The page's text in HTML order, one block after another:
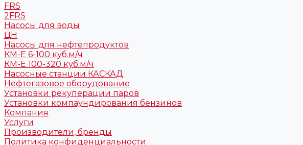
FRS
2FRS
Насосы для воды
ЦН
Насосы для нефтепродуктов
КМ-Е 6-100 куб.м/ч
КМ-Е 100-320 куб.м/ч
Насосные станции КАСКАД
Нефтегазовое оборудование
Установки рекуперации паров
Установки компаундирования бензинов
Компания
Услуги
Производители, бренды
Политика конфиденциальности